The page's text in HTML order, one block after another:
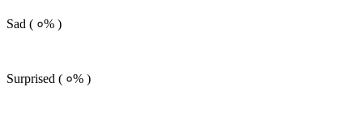
Sad ( ०% )
Surprised ( ०% )